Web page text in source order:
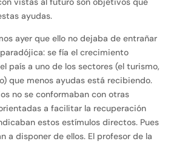
ayudas.
ayer que ello no dejaba de entrañar
se fía el crecimiento
país a uno de los sectores (el turismo,
que menos ayudas está recibiendo.
no se conformaban con otras
a facilitar la recuperación
estos estímulos directos. Pues
a disponer de ellos. El profesor de la